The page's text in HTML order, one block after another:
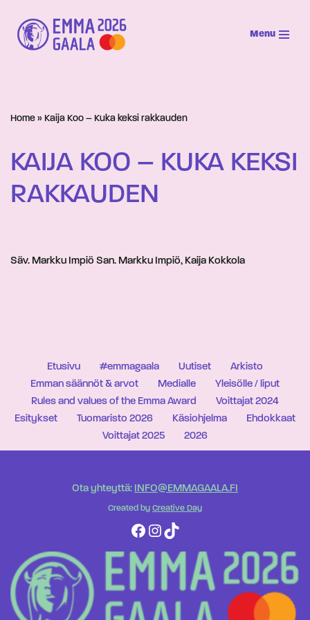
Siirry
suoraan
Menu
Home » Kaija Koo – Kuka keksi rakkauden
KAIJA KOO – KUKA KEKSI
RAKKAUDEN
Säv. Markku Impiö San. Markku Impiö, Kaija Kokkola
Etusivu #emmagaala Uutiset
Arkisto
Emman säännöt & arvot
Medialle
Yleisölle / liput
Rules and values of the Emma Award
Voittajat 2024
Esitykset
Tuomaristo 2026 Käsiohjelma
Ehdokkaat
Voittajat 2025
2026
Ota yhteyttä: INFO@EMMAGAALA.FI
Created by Creative Day